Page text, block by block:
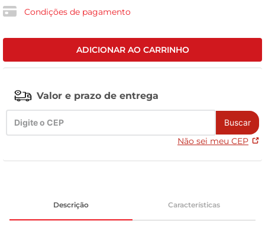
Condições de pagamento
ADICIONAR AO CARRINHO
Valor e prazo de entrega
Buscar
Não sei meu CEP
Descrição Características
vinho